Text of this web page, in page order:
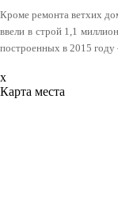
Кроме ремонта ветхих
ввели в строй 1,1
построенных в 2015 году
x
Карта места